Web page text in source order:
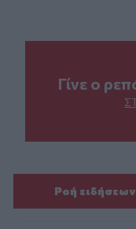
Γίνε ο
Ροή ειδήσεων